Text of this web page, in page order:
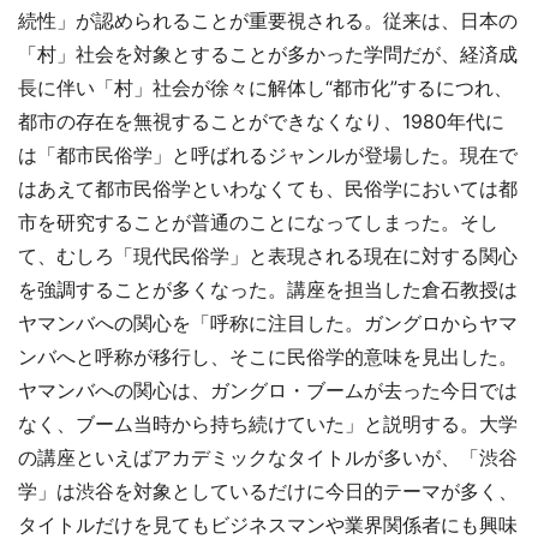
続性」が認められることが重要視される。従来は、日本の
「村」社会を対象とすることが多かった学問だが、経済成
長に伴い「村」社会が徐々に解体し“都市化”するにつれ、
都市の存在を無視することができなくなり、1980年代に
は「都市民俗学」と呼ばれるジャンルが登場した。現在で
はあえて都市民俗学といわなくても、民俗学においては都
市を研究することが普通のことになってしまった。そし
て、むしろ「現代民俗学」と表現される現在に対する関心
を強調することが多くなった。講座を担当した倉石教授は
ヤマンバへの関心を「呼称に注目した。ガングロからヤマ
ンバへと呼称が移行し、そこに民俗学的意味を見出した。
ヤマンバへの関心は、ガングロ・ブームが去った今日では
なく、ブーム当時から持ち続けていた」と説明する。大学
の講座といえばアカデミックなタイトルが多いが、「渋谷
学」は渋谷を対象としているだけに今日的テーマが多く、
タイトルだけを見てもビジネスマンや業界関係者にも興味